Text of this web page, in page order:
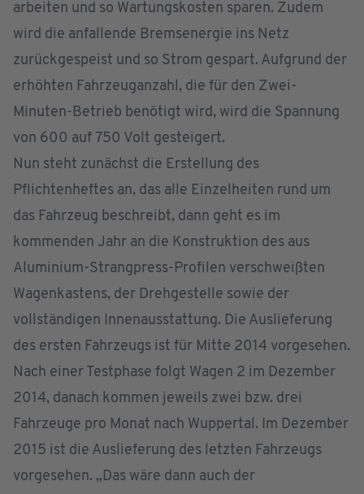
arbeiten und so Wartungskosten sparen. Zudem
wird die anfallende Bremsenergie ins Netz
zurückgespeist und so Strom gespart. Aufgrund der
erhöhten Fahrzeuganzahl, die für den Zwei-
Minuten-Betrieb benötigt wird, wird die Spannung
von 600 auf 750 Volt gesteigert.
Nun steht zunächst die Erstellung des
Pflichtenheftes an, das alle Einzelheiten rund um
das Fahrzeug beschreibt, dann geht es im
kommenden Jahr an die Konstruktion des aus
Aluminium-Strangpress-Profilen verschweißten
Wagenkastens, der Drehgestelle sowie der
vollständigen Innenausstattung. Die Auslieferung
des ersten Fahrzeugs ist für Mitte 2014 vorgesehen.
Nach einer Testphase folgt Wagen 2 im Dezember
2014, danach kommen jeweils zwei bzw. drei
Fahrzeuge pro Monat nach Wuppertal. Im Dezember
2015 ist die Auslieferung des letzten Fahrzeugs
vorgesehen. „Das wäre dann auch der